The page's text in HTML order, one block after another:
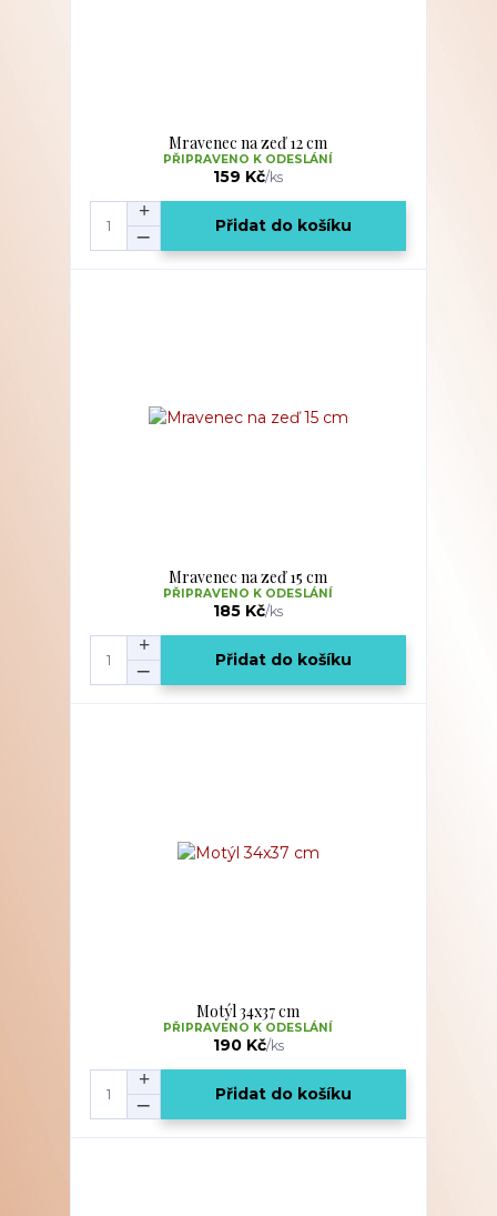
Mravenec na zeď 12 cm
159 Kč/ks
PŘIPRAVENO K ODESLÁNÍ
Přidat do košíku
Mravenec na zeď 15 cm
185 Kč/ks
PŘIPRAVENO K ODESLÁNÍ
Přidat do košíku
Motýl 34x37 cm
190 Kč/ks
PŘIPRAVENO K ODESLÁNÍ
Přidat do košíku